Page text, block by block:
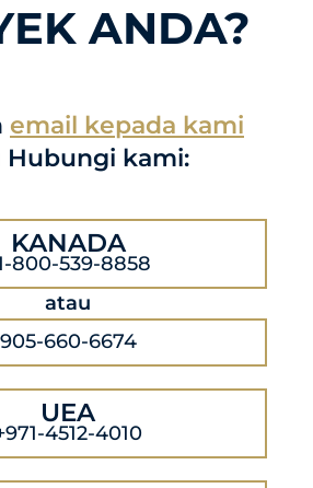
ANDA?
email kepada kami
Hubungi kami:
KANADA
800-539-8858
atau
905-660-6674
UEA
4512-4010